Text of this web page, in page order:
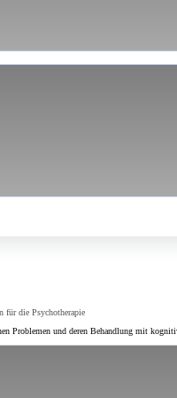
für die Psychotherapie
Problemen und deren Behandlung mit